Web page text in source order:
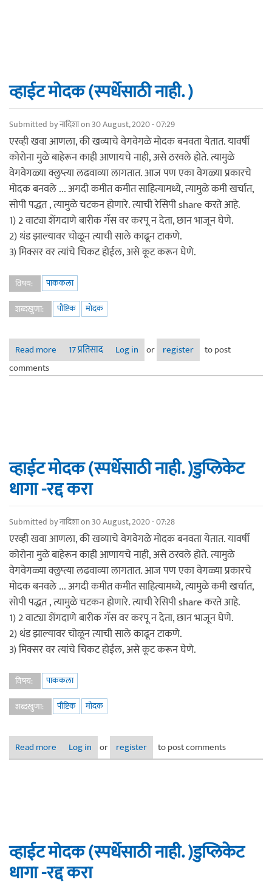
व्हाईट मोदक (स्पर्धेसाठी नाही. )
Submitted byनादिशाon 30 August, 2020 - 07:29
एरव्ही खवा आणला, की खव्याचे वेगवेगळे मोदक बनवता येतात. यावर्षी
कोरोना मुळे बाहेरून काही आणायचे नाही, असे ठरवले होते. त्यामुळे
वेगवेगळ्या क्लुप्त्या लढवाव्या लागतात. आज पण एका वेगळ्या प्रकारचे
मोदक बनवले ... अगदी कमीत कमीत साहित्यामध्ये, त्यामुळे कमी खर्चात,
सोपी पद्धत , त्यामुळे चटकन होणारे. त्याची रेसिपी share करते आहे.
1) 2 वाट्या शेंगदाणे बारीक गॅस वर करपू न देता, छान भाजून घेणे.
2) थंड झाल्यावर चोळून त्याची साले काढून टाकणे.
3) मिक्सर वर त्यांचे चिकट होईल, असे कूट करून घेणे.
विषय:
पाककला
शब्दखुणा:
पौष्टिक मोदक
Read more about व्हाईट मोदक (स्पर्धेसाठी नाही. )
17 प्रतिसाद Log in or register
to post
comments
व्हाईट मोदक (स्पर्धेसाठी नाही. )डुप्लिकेट
धागा -रद्द करा
Submitted byनादिशाon 30 August, 2020 - 07:28
एरव्ही खवा आणला, की खव्याचे वेगवेगळे मोदक बनवता येतात. यावर्षी
कोरोना मुळे बाहेरून काही आणायचे नाही, असे ठरवले होते. त्यामुळे
वेगवेगळ्या क्लुप्त्या लढवाव्या लागतात. आज पण एका वेगळ्या प्रकारचे
मोदक बनवले ... अगदी कमीत कमीत साहित्यामध्ये, त्यामुळे कमी खर्चात,
सोपी पद्धत , त्यामुळे चटकन होणारे. त्याची रेसिपी share करते आहे.
1) 2 वाट्या शेंगदाणे बारीक गॅस वर करपू न देता, छान भाजून घेणे.
2) थंड झाल्यावर चोळून त्याची साले काढून टाकणे.
3) मिक्सर वर त्यांचे चिकट होईल, असे कूट करून घेणे.
विषय:
पाककला
शब्दखुणा:
पौष्टिक मोदक
Read more about व्हाईट मोदक (स्पर्धेसाठी नाही. )डुप्लिकेट धागा -रद्द करा
Log in or register to post comments
व्हाईट मोदक (स्पर्धेसाठी नाही. )डुप्लिकेट
धागा -रद्द करा